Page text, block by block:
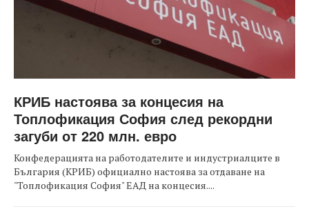
КРИБ настоява за концесия на
Топлофикация София след рекордни
загуби от 220 млн. евро
Конфедерацията на работодателите и индустриалците в
България (КРИБ) официално настоява за отдаване на
"Топлофикация София" ЕАД на концесия....